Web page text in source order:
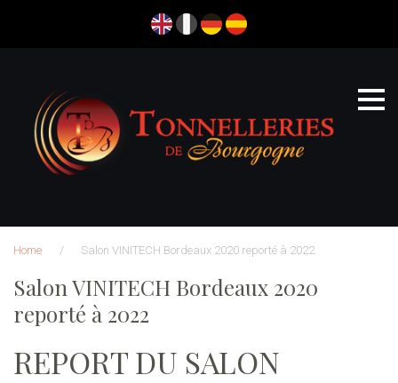
Home / Salon VINITECH Bordeaux 2020 reporté à 2022
Salon VINITECH Bordeaux 2020
reporté à 2022
REPORT DU SALON